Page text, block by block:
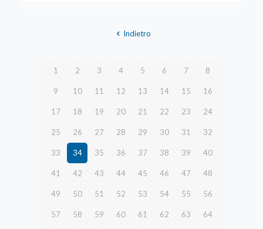
Indietro
1 2 3 4 5 6 7 8
9 10 11 12 13 14 15 16
17 18 19 20 21 22 23 24
25 26 27 28 29 30 31 32
33 34 35 36 37 38 39 40
41 42 43 44 45 46 47 48
49 50 51 52 53 54 55 56
57 58 59 60 61 62 63 64